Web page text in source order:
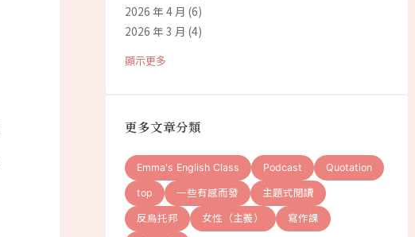
2026 年 4 月 (6)
2026 年 3 月 (4)
顯示更多
更多文章分類
Emma's English Class Podcast Quotation
top 一些有感而發 主題式閱讀
反烏托邦 女性（主義） 寫作課